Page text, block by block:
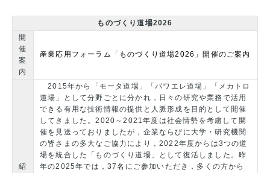
ものづくり道場2026
開
催
案
内
産業応用フォーラム「ものづくり道場2026」開催のご案内
紹
2015年から「モータ道場」「パワエレ道場」「メカトロ
道場」として分野ごとに分かれ，日々の研究や業務で活用
できる有用な技術情報の提供と人脈形成を目的として開催
してきました。2020～2021年度は社会情勢を考慮して開
催を見送っておりましたが，企業ならびに大学・研究機関
の皆さまの多大なご協力により，2022年度からは3つの道
場を統合した「ものづくり道場」として復活しました。昨
年の2025年では，37名にご参加いただき，多くの方から